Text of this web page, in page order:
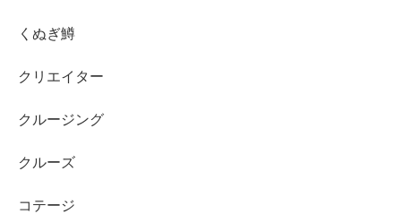
くぬぎ鱒
クリエイター
クルージング
クルーズ
コテージ